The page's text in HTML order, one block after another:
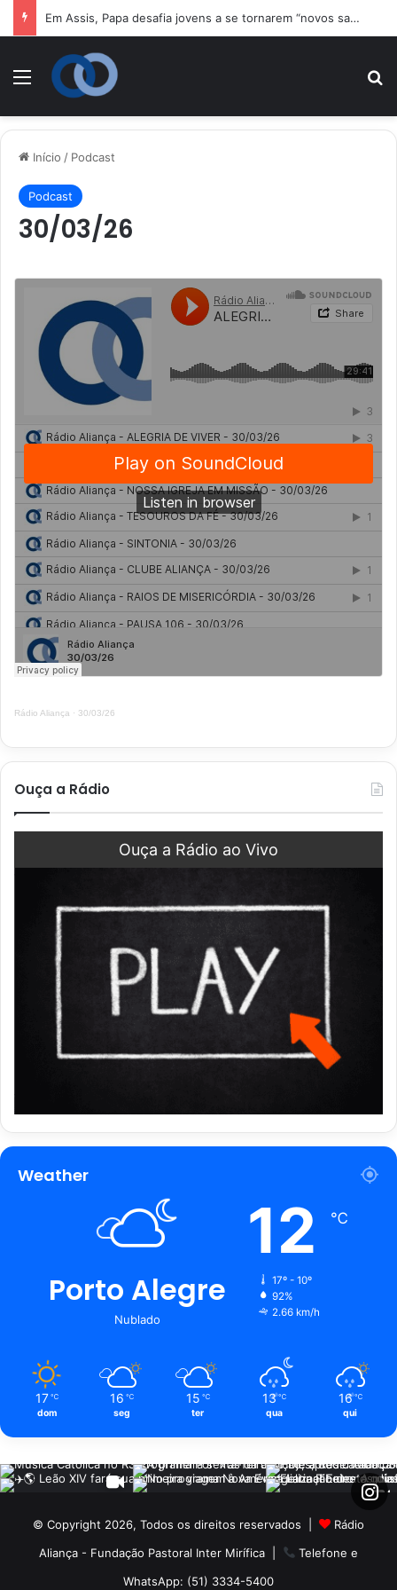
Em Assis, Papa desafia jovens a se tornarem “novos santos” e construtores da fraternidade
Menu
Início / Podcast
Podcast
30/03/26
Rádio Aliança · 30/03/26
Ouça a Rádio
Ouça a Rádio ao Vivo
Weather
Porto Alegre
Nublado
12 ℃
17º - 10º
92%
2.66 km/h
17 ℃
dom
16 ℃
seg
15 ℃
ter
13 ℃
qua
16 ℃
qui
© Copyright 2026, Todos os direitos reservados |
Rádio
Aliança - Fundação Pastoral Inter Mirífica|
Telefone e
WhatsApp: (51) 3334-5400